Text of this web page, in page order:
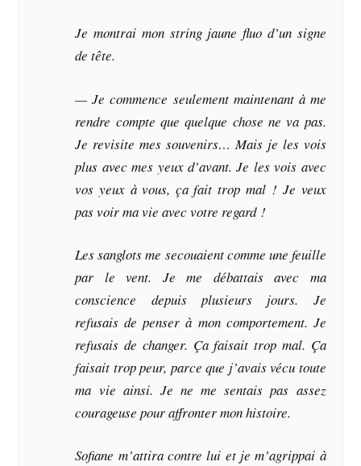
Je montrai mon string jaune fluo d’un signe
de tête.
— Je commence seulement maintenant à me
rendre compte que quelque chose ne va pas.
Je revisite mes souvenirs… Mais je les vois
plus avec mes yeux d’avant. Je les vois avec
vos yeux à vous, ça fait trop mal ! Je veux
pas voir ma vie avec votre regard !
Les sanglots me secouaient comme une feuille
par le vent. Je me débattais avec ma
conscience depuis plusieurs jours. Je
refusais de penser à mon comportement. Je
refusais de changer. Ça faisait trop mal. Ça
faisait trop peur, parce que j’avais vécu toute
ma vie ainsi. Je ne me sentais pas assez
courageuse pour affronter mon histoire.
Sofiane m’attira contre lui et je m’agrippai à